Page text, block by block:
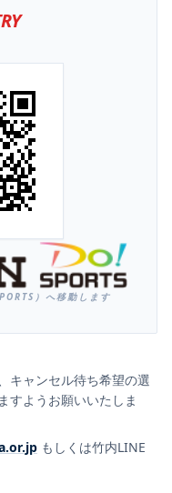
）へ移動します
キャンセル待ち希望の選
すようお願いいたしま
もしくは竹内LINE